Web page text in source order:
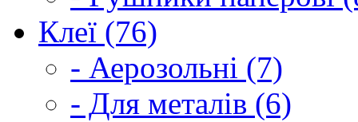
Клеї (76)
- Аерозольні (7)
- Для металів (6)